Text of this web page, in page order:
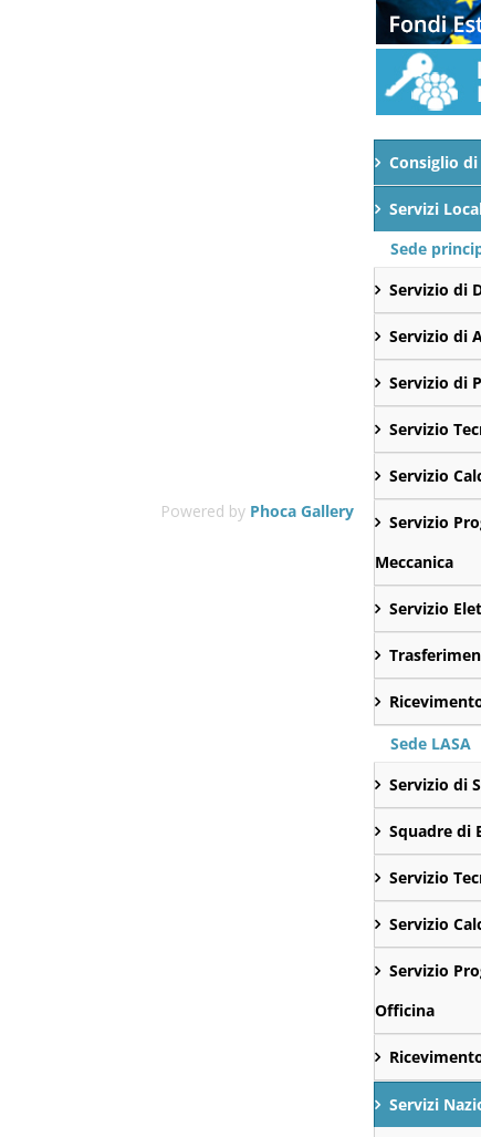
Powered by Phoca Gallery
Consiglio di
Servizi
Sede
Servizio di
Servizio di
Servizio di
Servizio
Servizio
Servizio
Meccanica
Servizio
Sede LASA
Servizio di
Squadre di
Servizio
Servizio
Servizio
Officina
Servizi